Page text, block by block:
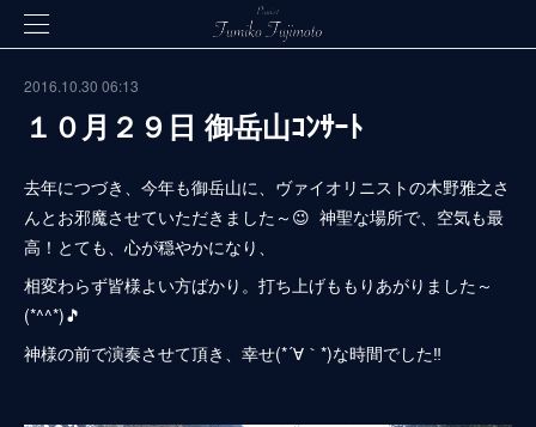
2016.10.30 06:13
１０月２９日 御岳山ｺﾝｻｰﾄ
去年につづき、今年も御岳山に、ヴァイオリニストの木野雅之さ
んとお邪魔させていただきました～😉 神聖な場所で、空気も最
高！とても、心が穏やかになり、
相変わらず皆様よい方ばかり。打ち上げももりあがりました～
(*^^*)🎵
神様の前で演奏させて頂き、幸せ(*´∀｀*)な時間でした‼